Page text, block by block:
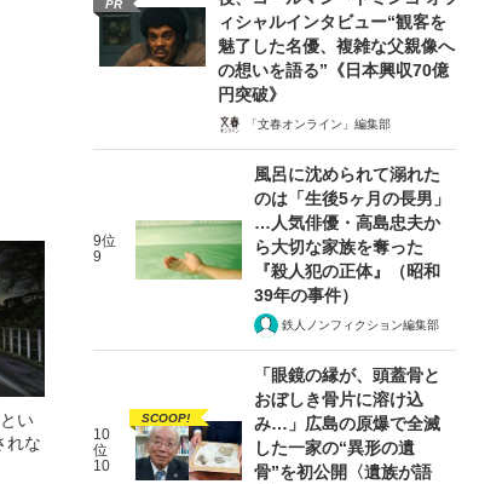
い
れな
PR
ィシャルインタビュー“観客を
魅了した名優、複雑な父親像へ
の想いを語る”《日本興収70億
円突破》
「文春オンライン」編集部
9位
9
風呂に沈められて溺れた
のは「生後5ヶ月の長男」
…人気俳優・高島忠夫か
ら大切な家族を奪った
『殺人犯の正体』（昭和
39年の事件）
鉄人ノンフィクション編集部
10
位
10
SCOOP!
「眼鏡の縁が、頭蓋骨と
おぼしき骨片に溶け込
み…」広島の原爆で全滅
した一家の“異形の遺
骨”を初公開〈遺族が語